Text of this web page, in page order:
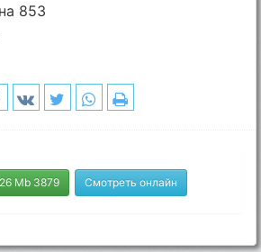
853
Mb 3879 Смотреть онлайн